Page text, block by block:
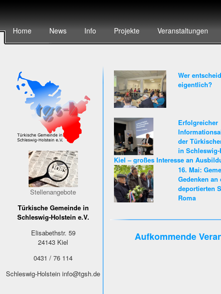
Home News Info Projekte Veranstaltungen
Stellenangebote
Türkische Gemeinde in
Schleswig-Holstein e.V.
Elisabethstr. 59
24143 Kiel
0431 / 76 114
Schleswig-Holstein info@tgsh.de
Wer
eigentlich?
Erfolgreicher
der
in
Kiel – großes Interesse an
Karriere beim Land Schleswig-
16. Mai:
Gedenken an
deportierten
Roma
Aufkommende